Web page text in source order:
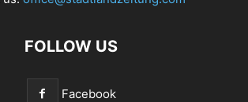
FOLLOW US
Facebook